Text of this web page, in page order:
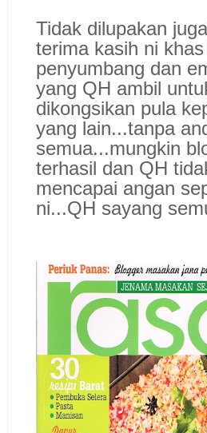
Tidak dilupakan
terima kasih ni
penyumbang dan
yang QH ambil
dikongsikan pula
yang lain...tanpa
semua...mungkin
terhasil dan QH
mencapai angan
ni...QH sayang